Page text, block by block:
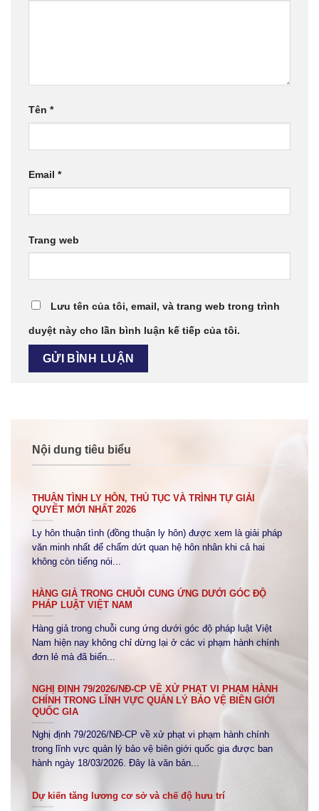
Nội dung tiêu biểu
THUẬN TÌNH LY HÔN, THỦ TỤC VÀ TRÌNH TỰ GIẢI
QUYẾT MỚI NHẤT 2026
Ly hôn thuận tình (đồng thuận ly hôn) được xem là giải pháp
văn minh nhất để chấm dứt quan hệ hôn nhân khi cả hai
không còn tiếng nói...
HÀNG GIẢ TRONG CHUỖI CUNG ỨNG DƯỚI GÓC ĐỘ
PHÁP LUẬT VIỆT NAM
Hàng giả trong chuỗi cung ứng dưới góc độ pháp luật Việt
Nam hiện nay không chỉ dừng lại ở các vi phạm hành chính
đơn lẻ mà đã biến...
NGHỊ ĐỊNH 79/2026/NĐ-CP VỀ XỬ PHẠT VI PHẠM HÀNH
CHÍNH TRONG LĨNH VỰC QUẢN LÝ BẢO VỆ BIÊN GIỚI
QUỐC GIA
Nghị định 79/2026/NĐ-CP về xử phạt vi phạm hành chính
trong lĩnh vực quản lý bảo vệ biên giới quốc gia được ban
hành ngày 18/03/2026. Đây là văn bản...
Dự kiến tăng lương cơ sở và chế độ hưu trí
Tên *
Email *
Trang web
Lưu tên của tôi, email, và trang web trong trình
duyệt này cho lần bình luận kế tiếp của tôi.